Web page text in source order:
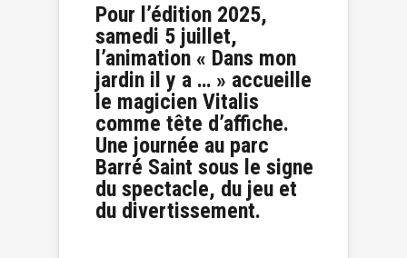
Pour l’édition 2025,
samedi 5 juillet,
l’animation « Dans mon
jardin il y a … » accueille
le magicien Vitalis
comme tête d’affiche.
Une journée au parc
Barré Saint sous le signe
du spectacle, du jeu et
du divertissement.